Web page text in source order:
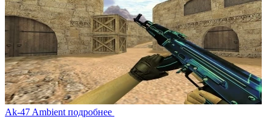
Ak-47 Ambient подробнее